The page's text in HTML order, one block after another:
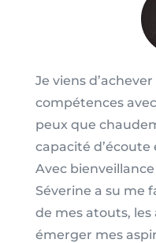
Je viens
compétences
peux que
capacité
Avec
Séverine a su me
de mes atouts,
émerger mes